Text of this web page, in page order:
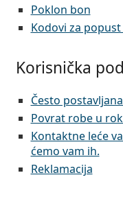
Poklon bon
Kodovi za
Korisnička
Često
Povrat robe u
Kontaktne leće
ćemo vam ih.
Reklamacija